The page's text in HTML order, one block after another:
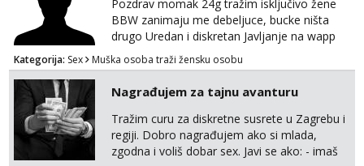
Zara
Razgovaram :)
Tel:064/677-677- Kod: #123
Obavijesti me kada se oslobodi
Anđela
Čekam tvoj poziv!
Tel:064/677-677 - Kod: #142
Pozdrav momak 24g tražim isključivo žene
BBW zanimaju me debeljuce, bucke ništa
drugo Uredan i diskretan Javljanje na wapp
095 546 9915
Kategorija: Sex Muška osoba traži žensku osobu
Nagrađujem za tajnu avanturu
Tražim curu za diskretne susrete u Zagrebu i
regiji. Dobro nagrađujem ako si mlada,
zgodna i voliš dobar sex. Javi se ako: - imaš